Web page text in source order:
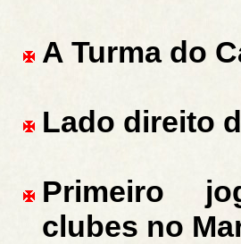
A Turma do
Lado direito
Primeiro
clubes no